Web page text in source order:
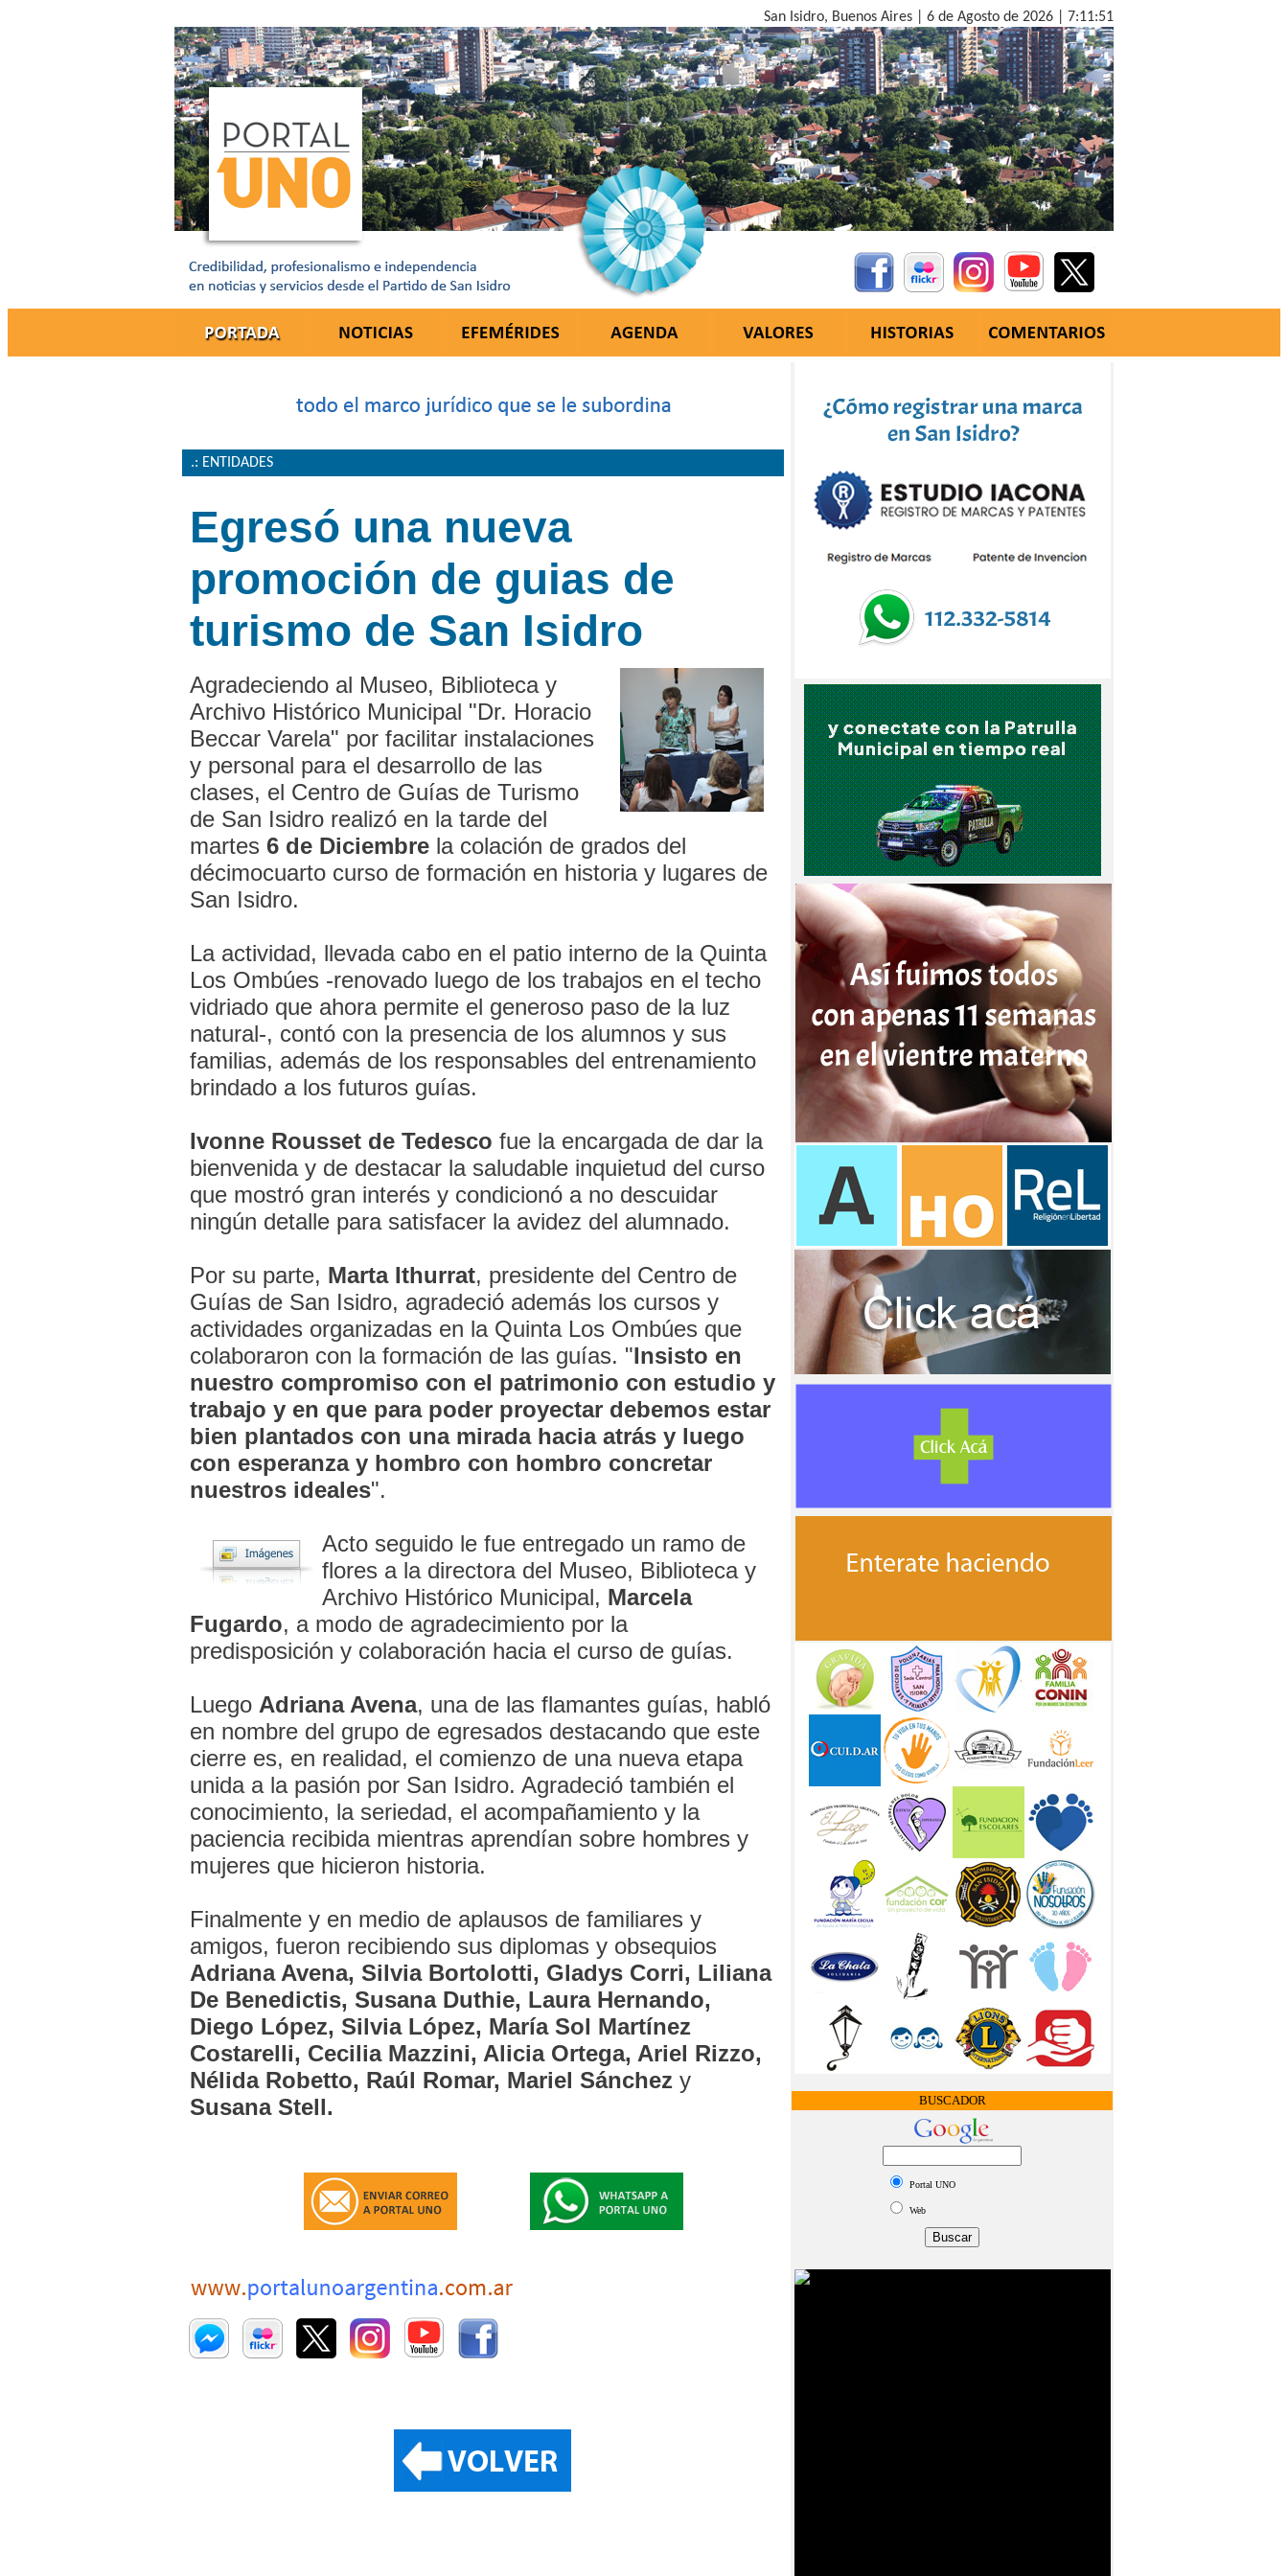
San Isidro, Buenos Aires | 6 de Agosto de 2026 | 7:11:52
.: ENTIDADES
Egresó una nueva
promoción de guias de
turismo de San Isidro
Agradeciendo al Museo, Biblioteca y
Archivo Histórico Municipal "Dr. Horacio
Beccar Varela" por facilitar instalaciones
y personal para el desarrollo de las
clases, el Centro de Guías de Turismo
de San Isidro realizó en la tarde del
martes 6 de Diciembre la colación de grados del
décimocuarto curso de formación en historia y lugares de
San Isidro.
La actividad, llevada cabo en el patio interno de la Quinta
Los Ombúes -renovado luego de los trabajos en el techo
vidriado que ahora permite el generoso paso de la luz
natural-, contó con la presencia de los alumnos y sus
familias, además de los responsables del entrenamiento
brindado a los futuros guías.
Ivonne Rousset de Tedesco fue la encargada de dar la
bienvenida y de destacar la saludable inquietud del curso
que mostró gran interés y condicionó a no descuidar
ningún detalle para satisfacer la avidez del alumnado.
Por su parte, Marta Ithurrat, presidente del Centro de
Guías de San Isidro, agradeció además los cursos y
actividades organizadas en la Quinta Los Ombúes que
colaboraron con la formación de las guías. "Insisto en
nuestro compromiso con el patrimonio con estudio y
trabajo y en que para poder proyectar debemos estar
bien plantados con una mirada hacia atrás y luego
con esperanza y hombro con hombro concretar
nuestros ideales".
Acto seguido le fue entregado un ramo de
flores a la directora del Museo, Biblioteca y
Archivo Histórico Municipal, Marcela
Fugardo, a modo de agradecimiento por la
predisposición y colaboración hacia el curso de guías.
Luego Adriana Avena, una de las flamantes guías, habló
en nombre del grupo de egresados destacando que este
cierre es, en realidad, el comienzo de una nueva etapa
unida a la pasión por San Isidro. Agradeció también el
conocimiento, la seriedad, el acompañamiento y la
paciencia recibida mientras aprendían sobre hombres y
mujeres que hicieron historia.
Finalmente y en medio de aplausos de familiares y
amigos, fueron recibiendo sus diplomas y obsequios
Adriana Avena, Silvia Bortolotti, Gladys Corri, Liliana
De Benedictis, Susana Duthie, Laura Hernando,
Diego López, Silvia López, María Sol Martínez
Costarelli, Cecilia Mazzini, Alicia Ortega, Ariel Rizzo,
Nélida Robetto, Raúl Romar, Mariel Sánchez y
Susana Stell.
BUSCADOR
Portal UNO
Web